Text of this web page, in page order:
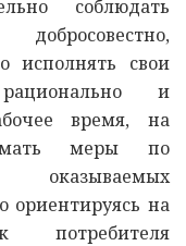
соблюдать
исполнять свои
и
время, на
меры по
ориентируясь на
потребителя